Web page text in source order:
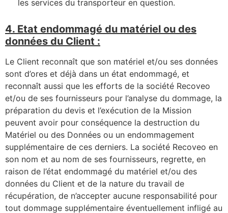
les services du transporteur en question.
4. Etat endommagé du matériel ou des
données du Client :
Le Client reconnaît que son matériel et/ou ses données
sont d’ores et déjà dans un état endommagé, et
reconnaît aussi que les efforts de la société Recoveo
et/ou de ses fournisseurs pour l’analyse du dommage, la
préparation du devis et l’exécution de la Mission
peuvent avoir pour conséquence la destruction du
Matériel ou des Données ou un endommagement
supplémentaire de ces derniers. La société Recoveo en
son nom et au nom de ses fournisseurs, regrette, en
raison de l’état endommagé du matériel et/ou des
données du Client et de la nature du travail de
récupération, de n’accepter aucune responsabilité pour
tout dommage supplémentaire éventuellement infligé au